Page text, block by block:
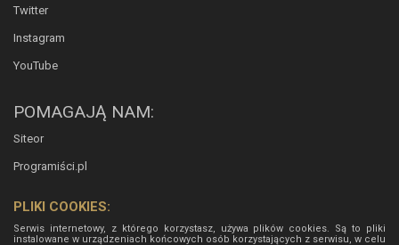
Twitter
Instagram
YouTube
POMAGAJĄ NAM:
Siteor
Programiści.pl
PLIKI COOKIES:
Serwis internetowy, z którego korzystasz, używa plików cookies. Są to pliki
instalowane w urządzeniach końcowych osób korzystających z serwisu, w celu